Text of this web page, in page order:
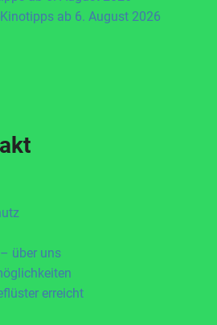
ab 6. August 2026
über uns
erreicht